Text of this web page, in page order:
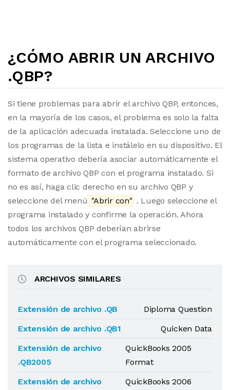
¿CÓMO ABRIR UN ARCHIVO
.QBP?
Si tiene problemas para abrir el archivo QBP, entonces,
en la mayoría de los casos, el problema es solo la falta
de la aplicación adecuada instalada. Seleccione uno de
los programas de la lista e instálelo en su dispositivo. El
sistema operativo debería asociar automáticamente el
formato de archivo QBP con el programa instalado. Si
no es así, haga clic derecho en su archivo QBP y
seleccione del menú "Abrir con" . Luego seleccione el
programa instalado y confirme la operación. Ahora
todos los archivos QBP deberían abrirse
automáticamente con el programa seleccionado.
ARCHIVOS SIMILARES
Extensión de archivo .QB
Diploma Question
Extensión de archivo .QB1
Quicken Data
Extensión de archivo
.QB2005
QuickBooks 2005
Format
Extensión de archivo
QuickBooks 2006